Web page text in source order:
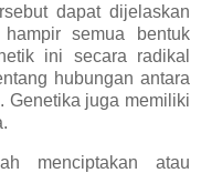
dapat dijelaskan
semua bentuk
ini secara radikal
hubungan antara
Genetika juga memiliki
menciptakan atau